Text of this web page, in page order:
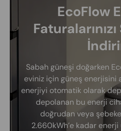
EcoFlow
Faturalarınızı
Sabah güneşi doğarken
eviniz için güneş enerjisini
enerjiyi otomatik olarak
depolanan bu enerji
doğrudan veya
2.660kWh’e kadar